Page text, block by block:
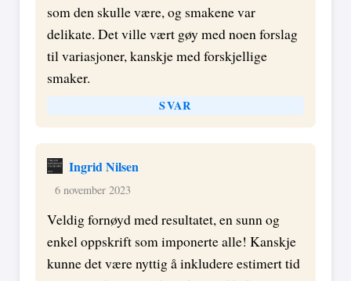
som den skulle være, og smakene var
delikate. Det ville vært gøy med noen forslag
til variasjoner, kanskje med forskjellige
smaker.
SVAR
Ingrid Nilsen
6 november 2023
Veldig fornøyd med resultatet, en sunn og
enkel oppskrift som imponerte alle! Kanskje
kunne det være nyttig å inkludere estimert tid